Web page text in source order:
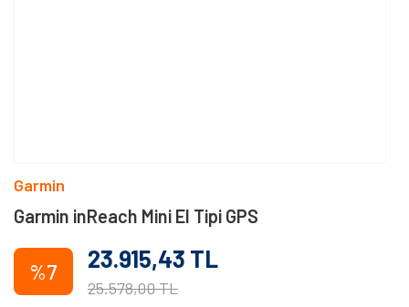
Garmin
Garmin inReach Mini El Tipi GPS
%7 23.915,43 TL
25.578,00 TL